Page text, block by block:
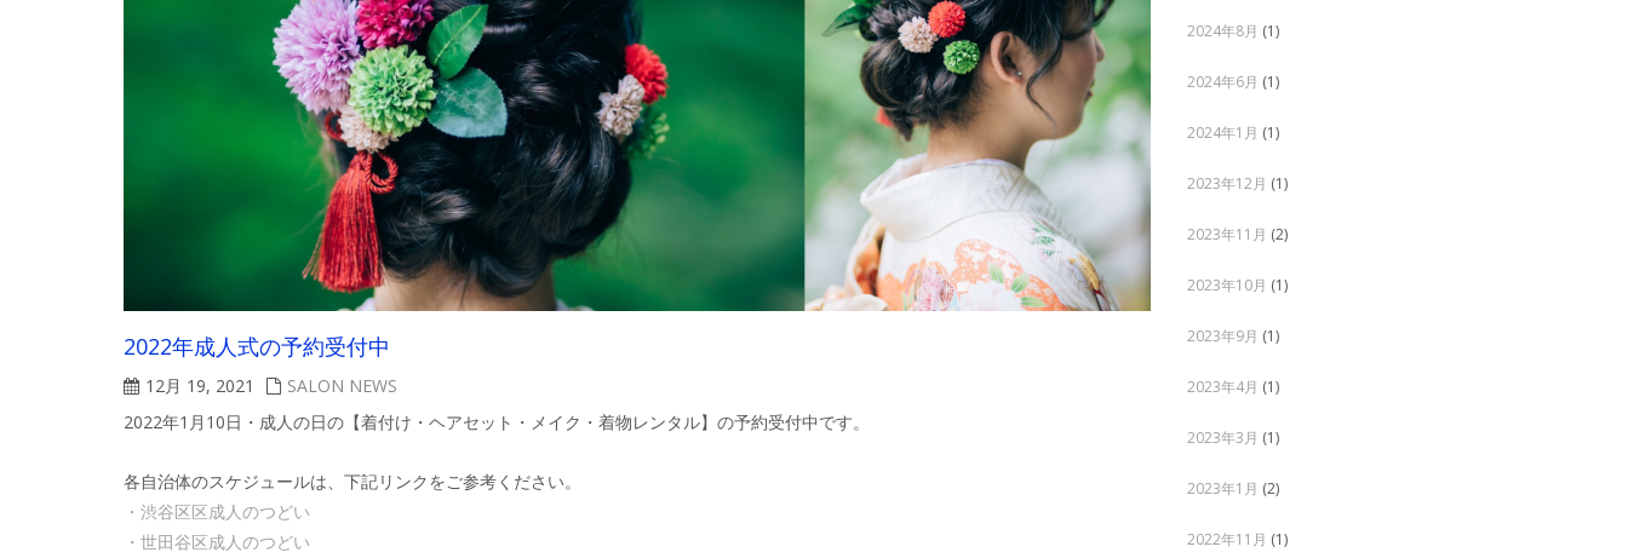
2022年成人式の予約受付中
12月 19, 2021
SALON NEWS
2022年1月10日・成人の日の【着付け・ヘアセット・メイク・着物レンタル】の予約受付中です。
各自治体のスケジュールは、下記リンクをご参考ください。
・渋谷区区成人のつどい
・世田谷区成人のつどい
2024年8月 (1)
2024年6月 (1)
2024年1月 (1)
2023年12月 (1)
2023年11月 (2)
2023年10月 (1)
2023年9月 (1)
2023年4月 (1)
2023年3月 (1)
2023年1月 (2)
2022年11月 (1)